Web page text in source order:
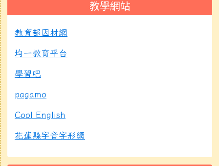
教學網站
教育部因材網
均一教育平台
學習吧
pagamo
Cool English
花蓮縣字音字形網